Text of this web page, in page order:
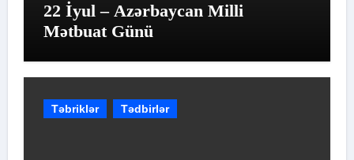
22 İyul – Azərbaycan Milli
Mətbuat Günü
Təbriklər Tədbirlər